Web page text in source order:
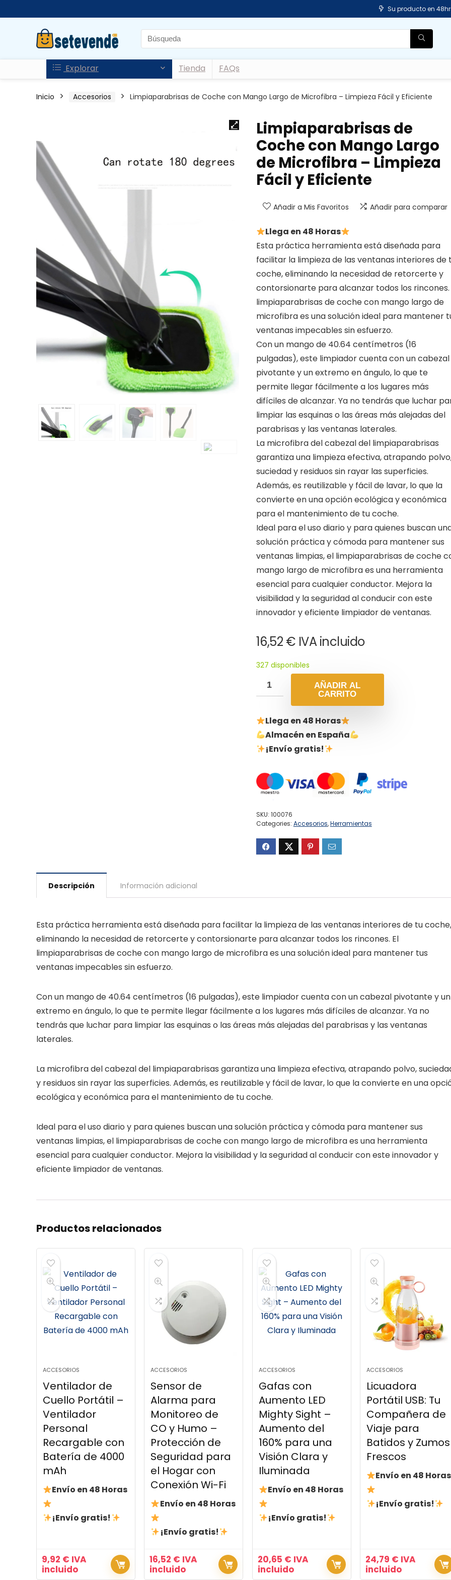
Su producto en
Explorar Tienda FAQs
Inicio Accesorios Limpiaparabrisas de Coche con Mango Largo de Microfibra – Limpieza Fácil y Eficiente
Limpiaparabrisas de
Coche con Mango Largo
de Microfibra – Limpieza
Fácil y Eficiente
Añadir a Mis Favoritos Añadir para comparar
Llega en 48 Horas
Esta práctica herramienta está diseñada para
facilitar la limpieza de las ventanas interiores de
coche, eliminando la necesidad de retorcerte y
contorsionarte para alcanzar todos los rincones.
limpiaparabrisas de coche con mango largo de
microfibra es una solución ideal para mantener
ventanas impecables sin esfuerzo.
Con un mango de 40.64 centímetros (16
pulgadas), este limpiador cuenta con un cabezal
pivotante y un extremo en ángulo, lo que te
permite llegar fácilmente a los lugares más
difíciles de alcanzar. Ya no tendrás que luchar
limpiar las esquinas o las áreas más alejadas del
parabrisas y las ventanas laterales.
La microfibra del cabezal del limpiaparabrisas
garantiza una limpieza efectiva, atrapando
suciedad y residuos sin rayar las superficies.
Además, es reutilizable y fácil de lavar, lo que la
convierte en una opción ecológica y económica
para el mantenimiento de tu coche.
Ideal para el uso diario y para quienes buscan
solución práctica y cómoda para mantener sus
ventanas limpias, el limpiaparabrisas de coche
mango largo de microfibra es una herramienta
esencial para cualquier conductor. Mejora la
visibilidad y la seguridad al conducir con este
innovador y eficiente limpiador de ventanas.
16,52 € IVA incluido
327 disponibles
AÑADIR AL
CARRITO
Llega en 48 Horas
Almacén en España
¡Envío gratis!
SKU: 100076
Categories: Accesorios,Herramientas
Descripción Información adicional
Esta práctica herramienta está diseñada para facilitar la limpieza de las ventanas interiores de tu coche,
eliminando la necesidad de retorcerte y contorsionarte para alcanzar todos los rincones. El
limpiaparabrisas de coche con mango largo de microfibra es una solución ideal para mantener tus
ventanas impecables sin esfuerzo.
Con un mango de 40.64 centímetros (16 pulgadas), este limpiador cuenta con un cabezal pivotante y un
extremo en ángulo, lo que te permite llegar fácilmente a los lugares más difíciles de alcanzar. Ya no
tendrás que luchar para limpiar las esquinas o las áreas más alejadas del parabrisas y las ventanas
laterales.
La microfibra del cabezal del limpiaparabrisas garantiza una limpieza efectiva, atrapando polvo,
y residuos sin rayar las superficies. Además, es reutilizable y fácil de lavar, lo que la convierte en una
ecológica y económica para el mantenimiento de tu coche.
Ideal para el uso diario y para quienes buscan una solución práctica y cómoda para mantener sus
ventanas limpias, el limpiaparabrisas de coche con mango largo de microfibra es una herramienta
esencial para cualquier conductor. Mejora la visibilidad y la seguridad al conducir con este innovador y
eficiente limpiador de ventanas.
Productos relacionados
ACCESORIOS
Ventilador de
Cuello Portátil –
Ventilador
Personal
Recargable con
Batería de 4000
mAh
Envío en 48 Horas
¡Envío gratis!
9,92 € IVA
incluido
ACCESORIOS
Sensor de
Alarma para
Monitoreo de
CO y Humo –
Protección de
Seguridad para
el Hogar con
Conexión Wi-Fi
Envío en 48 Horas
¡Envío gratis!
16,52 € IVA
incluido
ACCESORIOS
Gafas con
Aumento LED
Mighty Sight –
Aumento del
160% para una
Visión Clara y
Iluminada
Envío en 48 Horas
¡Envío gratis!
20,65 € IVA
incluido
ACCESORIOS
Licuadora
Portátil USB: Tu
Compañera de
Viaje para
Batidos y Zumos
Frescos
Envío en 48 Horas
¡Envío gratis!
24,79 € IVA
incluido